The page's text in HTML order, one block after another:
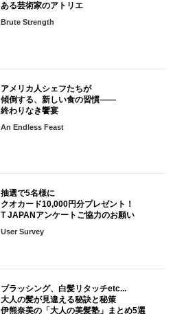
ある芸術家のアトリエ
Brute Strength
アメリカ人シェフたちが
傾倒する、新しい食の習慣――
終わりなき饗宴
An Endless Feast
抽選で5名様に
クオカード10,000円分プレゼント！
T JAPANアンケートご協力のお願い
User Survey
ブラッシング、白髪リタッチetc...
大人の髪が見違える秘訣と秘策
伊熊奈美の「大人の美髪塾」まとめ5選